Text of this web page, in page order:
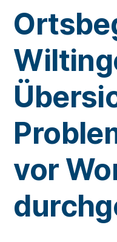
vor